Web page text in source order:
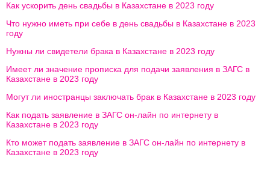
Как ускорить день свадьбы в Казахстане в 2023 году
Что нужно иметь при себе в день свадьбы в Казахстане в 2023
году
Нужны ли свидетели брака в Казахстане в 2023 году
Имеет ли значение прописка для подачи заявления в ЗАГС в
Казахстане в 2023 году
Могут ли иностранцы заключать брак в Казахстане в 2023 году
Как подать заявление в ЗАГС он-лайн по интернету в
Казахстане в 2023 году
Кто может подать заявление в ЗАГС он-лайн по интернету в
Казахстане в 2023 году